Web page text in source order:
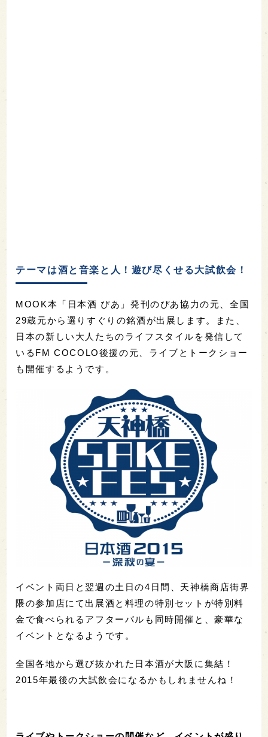
テーマは酒と音楽と人！遊び尽くせる大試飲会！
MOOK本「日本酒 ぴあ」発刊のぴあ協力の元、全国
29蔵元から選りすぐりの銘酒が出展します。また、
日本の新しい大人たちのライフスタイルを発信して
いるFM COCOLO後援の元、ライブとトークショー
も開催するようです。
イベント両日と翌週の土日の4日間、天神橋商店街界
隈の参加店にて出展酒と料理の特別セットが特別料
金で食べられるアフターバルも同時開催と、豪華な
イベントとなるようです。
全国各地から選び抜かれた日本酒が大阪に集結！
2015年最後の大試飲会になるかもしれませんね！